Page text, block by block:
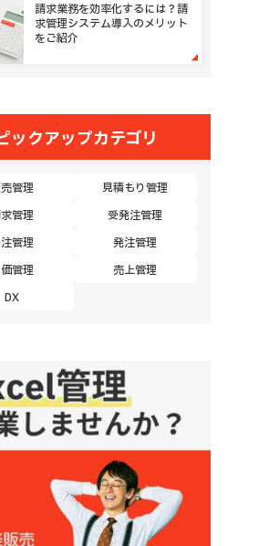
請求業務を効率化するには？請
求管理システム導入のメリット
をご紹介
ックアップカテゴリ
管理
見積もり管理
管理
受発注管理
管理
発注管理
管理
売上管理
DX